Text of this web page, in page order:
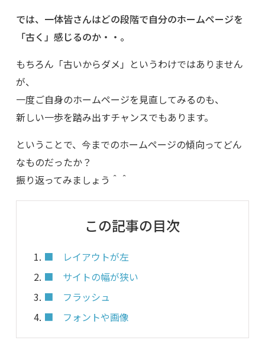
では、一体皆さんはどの段階で自分のホームページを
「古く」感じるのか・・。
もちろん「古いからダメ」というわけではありません
が、
一度ご自身のホームページを見直してみるのも、
新しい一歩を踏み出すチャンスでもあります。
ということで、今までのホームページの傾向ってどん
なものだったか？
振り返ってみましょう＾＾
この記事の目次
■ レイアウトが左
■ サイトの幅が狭い
■ フラッシュ
■ フォントや画像